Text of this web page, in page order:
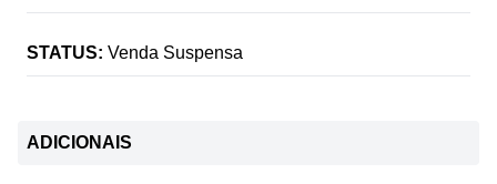
STATUS: Venda Suspensa
ADICIONAIS